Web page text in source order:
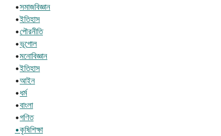
•সমাজবিজ্ঞান
•ইতিহাস
•পৌরনীতি
•ভূগোল
•মনোবিজ্ঞান
•ইতিহাস
•আইন
•ধর্ম
•বাংলা
•গণিত
•কৃষিশিক্ষা